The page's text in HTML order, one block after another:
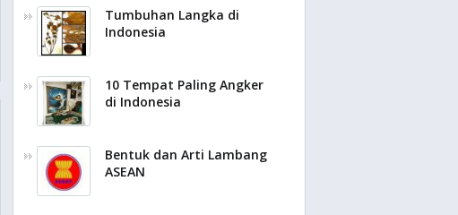
Tumbuhan Langka di
Indonesia
10 Tempat Paling Angker
di Indonesia
Bentuk dan Arti Lambang
ASEAN